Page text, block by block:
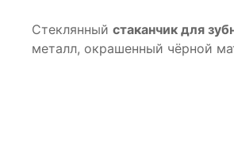
Стеклянный стаканчик для
металл, окрашенный чёрной